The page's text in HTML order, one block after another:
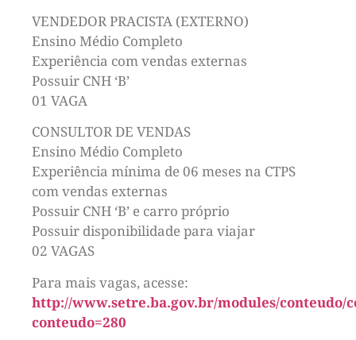
VENDEDOR PRACISTA (EXTERNO)
Ensino Médio Completo
Experiência com vendas externas
Possuir CNH ‘B’
01 VAGA
CONSULTOR DE VENDAS
Ensino Médio Completo
Experiência mínima de 06 meses na CTPS
com vendas externas
Possuir CNH ‘B’ e carro próprio
Possuir disponibilidade para viajar
02 VAGAS
Para mais vagas, acesse:
http://www.setre.ba.gov.br/modules/conteudo/
conteudo=280